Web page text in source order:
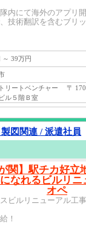
内にて海外のアプリ
技術翻訳を含むブリ
39万円
リートベンチャー 〒
ル５階Ｂ室
図関連 / 派遣社員
関】駅チカ好立
なれるビルリニ
オペ
ビルリニューアル工
！